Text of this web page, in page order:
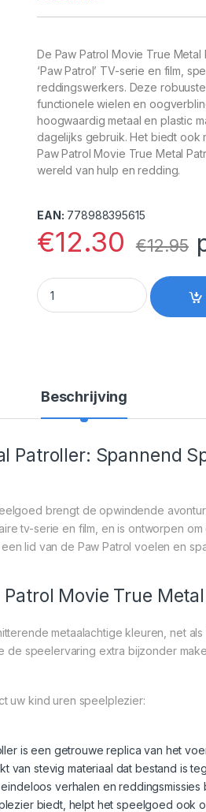
De Paw Patrol Movie True
‘Paw Patrol’ TV-serie en film,
reddingswerkers. Deze
functionele wielen en
hoogwaardig metaal en plastic
dagelijks gebruik. Het biedt
Paw Patrol Movie True Metal
wereld van hulp en redding.
EAN: 778988395615
€12.30 €12.95
Paw Patrol Movie True Metal
Beschrijving
Patroller: Spannend
brengt de opwindende
tv-serie en film, en is ontworpen
lid van de Paw Patrol voelen en
Movie True
metaalachtige kleuren, net
de speelervaring extra bijzonder
uw kind uren speelplezier:
is een getrouwe replica van het
van stevig materiaal dat bestand is
verhalen en
biedt, helpt het speelgoed ook